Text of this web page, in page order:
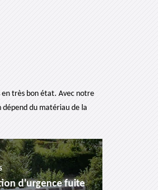
très bon état. Avec notre
du matériau de la
d'urgence fuite